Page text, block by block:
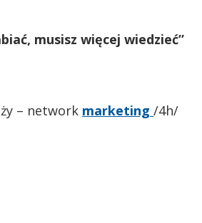
musisz więcej wiedzieć”
– network marketing /4h/